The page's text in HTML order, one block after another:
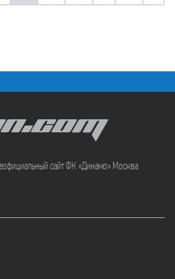
сайт ФК «Динамо» Москва